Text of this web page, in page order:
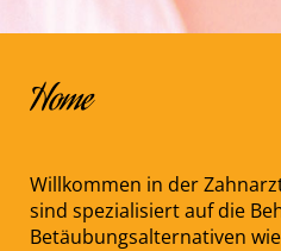
Home
Willkommen in der
sind spezialisiert auf die
Betäubungsalternativen